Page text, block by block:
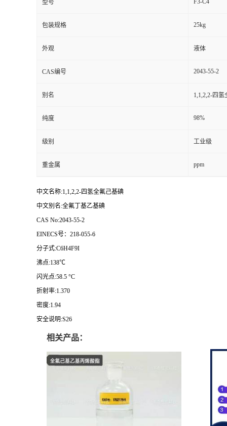
型号 F3-C4
包装规格 25kg
外观 液体
CAS编号 2043-55-2
别名 1,1,2,2-四
纯度 98%
级别 工业级
重金属 ppm
中文名称:1,1,2,2-四氢全氟己基碘
中文别名:全氟丁基乙基碘
CAS No:2043-55-2
EINECS号：218-055-6
分子式:C6H4F9I
沸点:138℃
闪光点:58.5 °C
折射率:1.370
密度:1.94
安全说明:S26
相关产品：